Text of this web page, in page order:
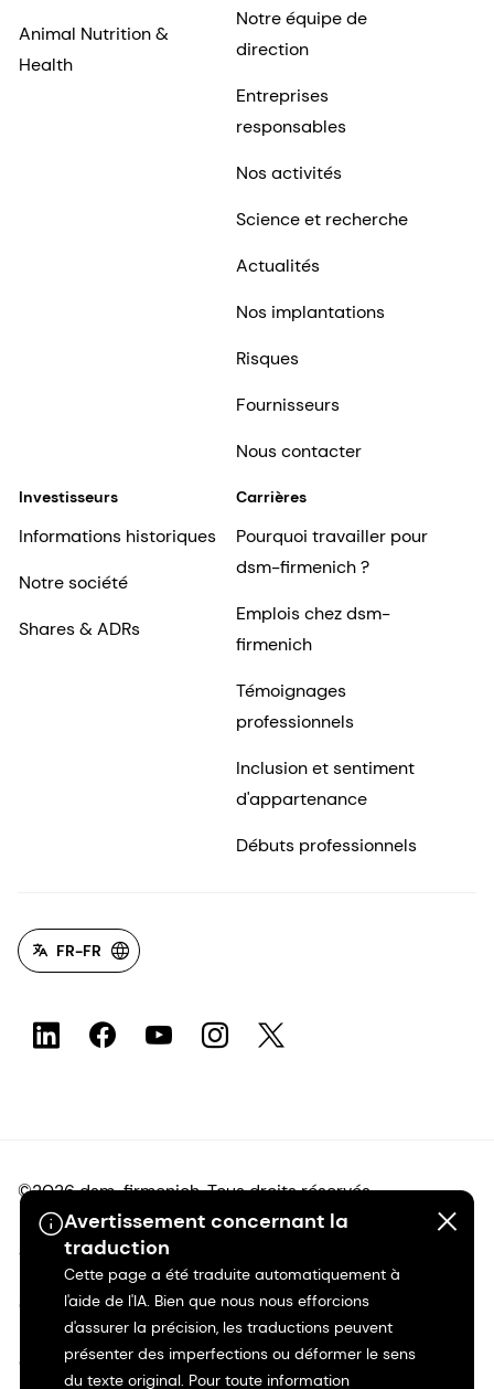
Avertissement concernant la
traduction
Cette page a été traduite automatiquement à
l'aide de l'IA. Bien que nous nous efforcions
d'assurer la précision, les traductions peuvent
présenter des imperfections ou déformer le sens
du texte original. Pour toute information
Animal Nutrition &
Health
Notre équipe de
direction
Entreprises
responsables
Nos activités
Science et recherche
Actualités
Nos implantations
Risques
Fournisseurs
Nous contacter
Investisseurs
Informations historiques
Notre société
Shares & ADRs
Carrières
Pourquoi travailler pour
dsm-firmenich ?
Emplois chez dsm-
firmenich
Témoignages
professionnels
Inclusion et sentiment
d'appartenance
Débuts professionnels
FR-FR
©2026 dsm-firmenich. Tous droits réservés.
Avis de confidentialité
Conditions d'utilisation
Conditions d'utilisation